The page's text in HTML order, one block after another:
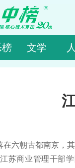
榜 文学
六朝古都南京，
苏商业管理干部